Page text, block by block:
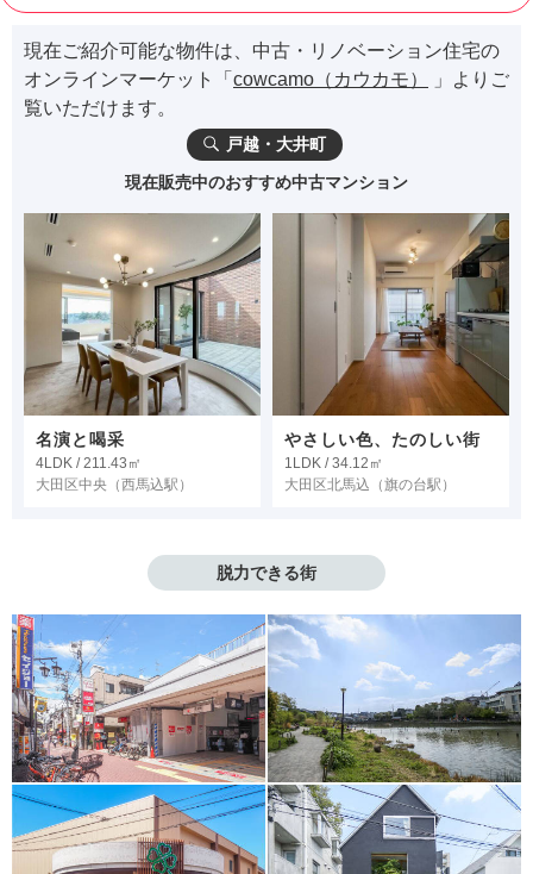
現在ご紹介可能な物件は、中古・リノベーション住宅の
オンラインマーケット「 cowcamo（カウカモ）
」よりご
覧いただけます。
戸越・大井町
現在販売中のおすすめ中古マンション
名演と喝采
4LDK / 211.43㎡
大田区中央 （西馬込駅）
やさしい色、たのしい街
1LDK / 34.12㎡
大田区北馬込 （旗の台駅）
脱力できる街